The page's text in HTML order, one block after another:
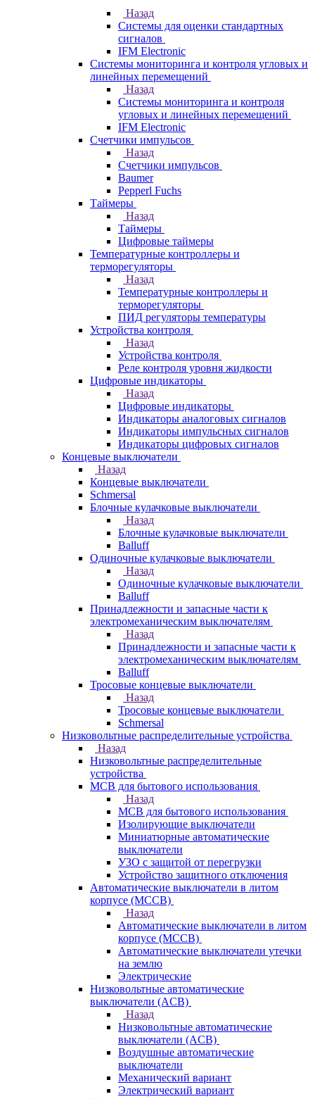
Назад
Системы для оценки стандартных
сигналов
IFM Electronic
Системы мониторинга и контроля угловых и
линейных перемещений
Назад
Системы мониторинга и контроля
угловых и линейных перемещений
IFM Electronic
Счетчики импульсов
Назад
Счетчики импульсов
Baumer
Pepperl Fuchs
Таймеры
Назад
Таймеры
Цифровые таймеры
Температурные контроллеры и
терморегуляторы
Назад
Температурные контроллеры и
терморегуляторы
ПИД регуляторы температуры
Устройства контроля
Назад
Устройства контроля
Реле контроля уровня жидкости
Цифровые индикаторы
Назад
Цифровые индикаторы
Индикаторы аналоговых сигналов
Индикаторы импульсных сигналов
Индикаторы цифровых сигналов
Концевые выключатели
Назад
Концевые выключатели
Schmersal
Блочные кулачковые выключатели
Назад
Блочные кулачковые выключатели
Balluff
Одиночные кулачковые выключатели
Назад
Одиночные кулачковые выключатели
Balluff
Принадлежности и запасные части к
электромеханическим выключателям
Назад
Принадлежности и запасные части к
электромеханическим выключателям
Balluff
Тросовые концевые выключатели
Назад
Тросовые концевые выключатели
Schmersal
Низковольтные распределительные устройства
Назад
Низковольтные распределительные
устройства
MCB для бытового использования
Назад
MCB для бытового использования
Изолирующие выключатели
Миниатюрные автоматические
выключатели
УЗО с защитой от перегрузки
Устройство защитного отключения
Автоматические выключатели в литом
корпусе (MCCB)
Назад
Автоматические выключатели в литом
корпусе (MCCB)
Автоматические выключатели утечки
на землю
Электрические
Низковольтные автоматические
выключатели (ACB)
Назад
Низковольтные автоматические
выключатели (ACB)
Воздушные автоматические
выключатели
Механический вариант
Электрический вариант